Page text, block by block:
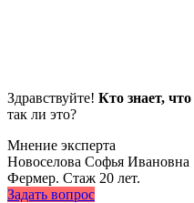
Здравствуйте! Кто знает,
так ли это?
Мнение эксперта
Новоселова Софья Ивановна
Фермер. Стаж 20 лет.
Задать вопрос